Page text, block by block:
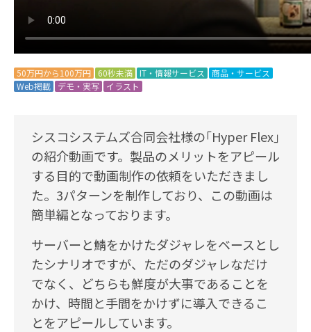
50万円から100万円 60秒未満 IT・情報サービス
商品・サービス
Web掲載
デモ・実写 イラスト
シスコシステムズ合同会社様の｢Hyper Flex｣
の紹介動画です。製品のメリットをアピール
する目的で動画制作の依頼をいただきまし
た。3パターンを制作しており、この動画は
簡単編となっております。
サーバーと鯖をかけたダジャレをベースとし
たシナリオですが、ただのダジャレなだけ
でなく、どちらも鮮度が大事であることを
かけ、時間と手間をかけずに導入できるこ
とをアピールしています。